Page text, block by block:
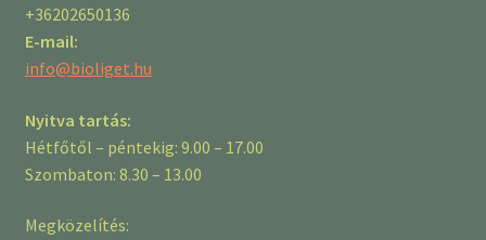
+36202650136
E-mail:
info@bioliget.hu
Nyitva tartás:
Hétfőtől – péntekig: 9.00 – 17.00
Szombaton: 8.30 – 13.00
Megközelítés: